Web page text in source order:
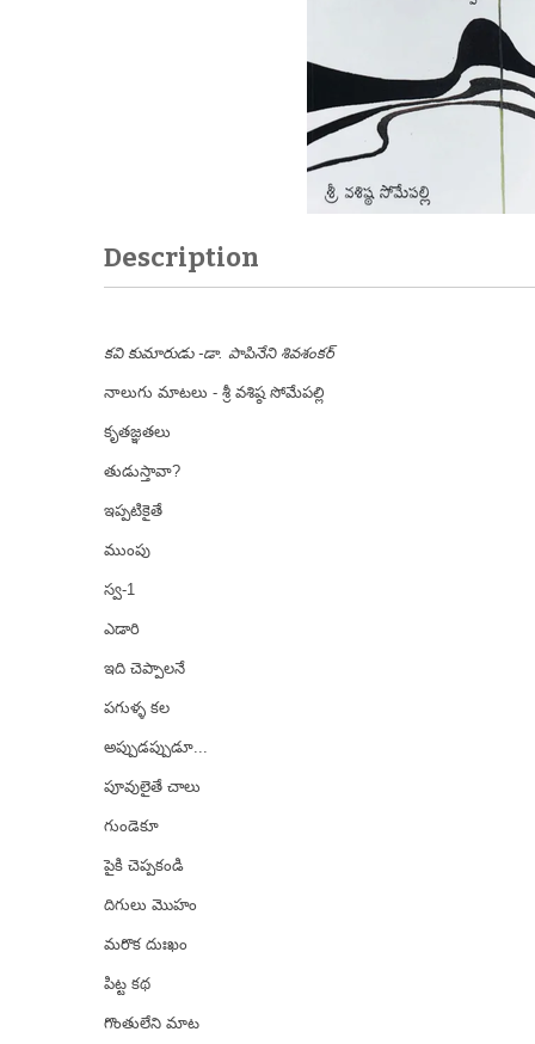
Description
కవి కుమారుడు -డా. పాపినేని శివశంకర్
నాలుగు మాటలు - శ్రీ వశిష్ఠ సోమేపల్లి
కృతజ్ఞతలు
తుడుస్తావా?
ఇప్పటికైతే
ముంపు
స్వ-1
ఎడారి
ఇది చెప్పాలనే
పగుళ్ళ కల
అప్పుడప్పుడూ...
పూవులైతే చాలు
గుండెకూ
పైకి చెప్పకండి
దిగులు మొహం
మరొక దుఃఖం
పిట్ట కథ
గొంతులేని మాట